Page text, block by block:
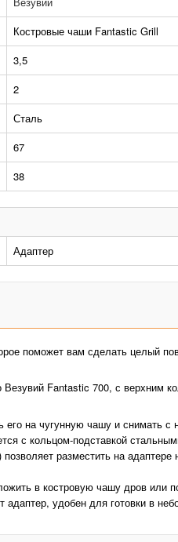
Костровые чаши Fantastic Grill
3,5
2
Сталь
67
38
Адаптер
поможет вам сделать целый
Fantastic 700, с верхним
его на чугунную чашу и снимать
с кольцом-подставкой
разместить на
в костровую чашу дров или
удобен для готовки в